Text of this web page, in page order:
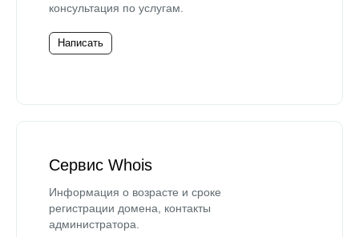
консультация по услугам.
Написать
Сервис Whois
Информация о возрасте и сроке
регистрации домена, контакты
администратора.